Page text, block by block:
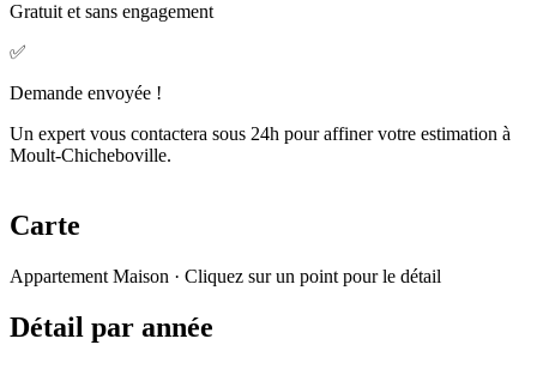
Gratuit et sans engagement
✅
Demande envoyée !
Un expert vous contactera sous 24h pour affiner votre estimation à
Moult-Chicheboville.
Carte
−
Appartement Maison · Cliquez sur un point pour le détail
Détail par année